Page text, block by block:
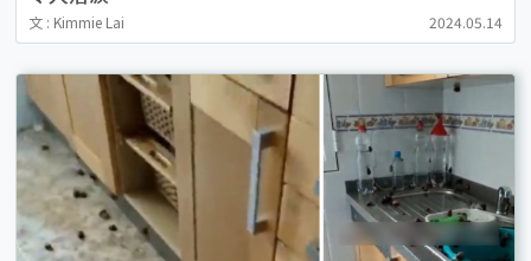
文 : Kimmie Lai 2024.05.14